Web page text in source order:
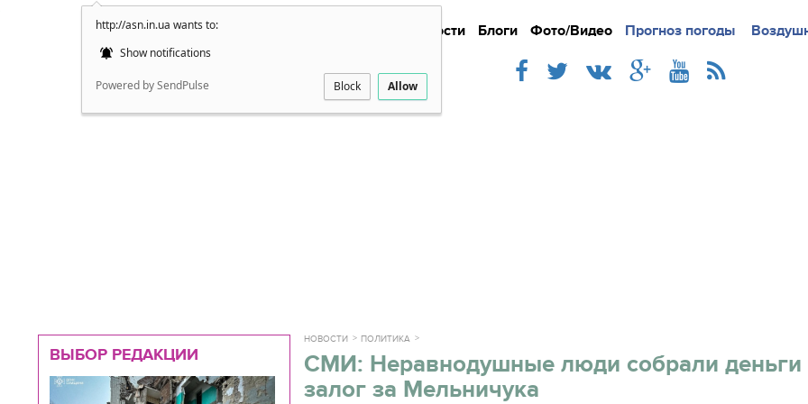
http://asn.in.ua wants to:
Show notifications
Powered by SendPulse Block Allow
Новости Блоги Фото/Видео Прогноз погоды
Подробно Новости
ВЫБОР РЕДАКЦИИ
НОВОСТИ ПОЛИТИКА
СМИ: Неравнодушные люди собрали деньги
залог за Мельничука